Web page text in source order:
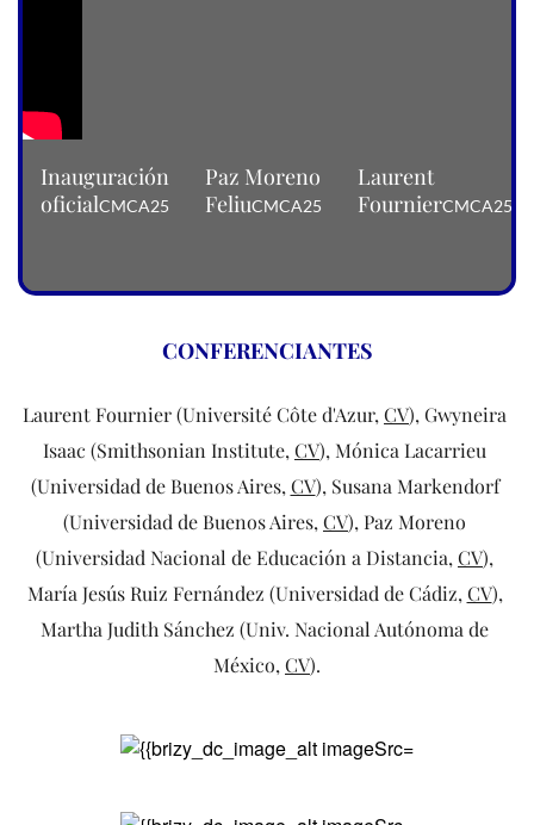
Inauguración
oficialCMCA25
Paz Moreno
FeliuCMCA25
Laurent
FournierCMCA25
CONFERENCIANTES
Laurent Fournier (Université Côte d'Azur, CV), Gwyneira
Isaac (Smithsonian Institute, CV), Mónica Lacarrieu
(Universidad de Buenos Aires, CV), Susana Markendorf
(Universidad de Buenos Aires, CV), Paz Moreno
(Universidad Nacional de Educación a Distancia, CV),
María Jesús Ruiz Fernández (Universidad de Cádiz, CV),
Martha Judith Sánchez (Univ. Nacional Autónoma de
México, CV).